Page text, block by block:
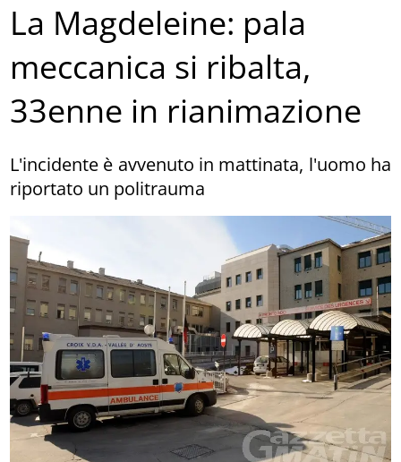
La Magdeleine: pala
meccanica si ribalta,
33enne in rianimazione
L'incidente è avvenuto in mattinata, l'uomo ha
riportato un politrauma